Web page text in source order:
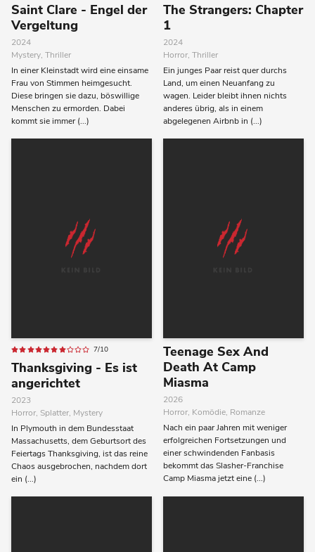
Saint Clare - Engel der
Vergeltung
2024
Mystery, Thriller
In einer Kleinstadt wird eine einsame
Frau von Stimmen heimgesucht.
Diese bringen sie dazu, böswillige
Menschen zu ermorden. Dabei
kommt sie immer (...)
The Strangers: Chapter
1
2024
Horror, Thriller
Ein junges Paar reist quer durchs
Land, um einen Neuanfang zu
wagen. Leider bleibt ihnen nichts
anderes übrig, als in einem
abgelegenen Airbnb in (...)
7/10
Thanksgiving - Es ist
angerichtet
2023
Horror, Splatter, Mystery
In Plymouth in dem Bundesstaat
Massachusetts, dem Geburtsort des
Feiertags Thanksgiving, ist das reine
Chaos ausgebrochen, nachdem dort
ein (...)
Teenage Sex And
Death At Camp
Miasma
2026
Horror, Komödie, Romanze
Nach ein paar Jahren mit weniger
erfolgreichen Fortsetzungen und
einer schwindenden Fanbasis
bekommt das Slasher-Franchise
Camp Miasma jetzt eine (...)